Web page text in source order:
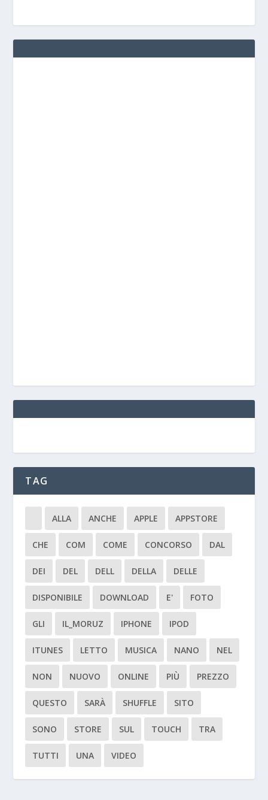
TAG
ALLA ANCHE APPLE APPSTORE
CHE COM COME CONCORSO DAL
DEI DEL DELL DELLA DELLE
DISPONIBILE DOWNLOAD E' FOTO
GLI IL_MORUZ IPHONE IPOD
ITUNES LETTO MUSICA NANO NEL
NON NUOVO ONLINE PIÙ PREZZO
QUESTO SARÀ SHUFFLE SITO
SONO STORE SUL TOUCH TRA
TUTTI UNA VIDEO